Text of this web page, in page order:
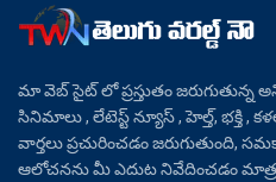
మా వెబ్ సైట్ లో ప్రస్తుతం
సినిమాలు , లేటెస్ట్ న్యూస్ , హెల్త్, భక్తి ,
వార్తలు ప్రచురించడం
ఆలోచనను మీ ఎదుట నివేదించడం